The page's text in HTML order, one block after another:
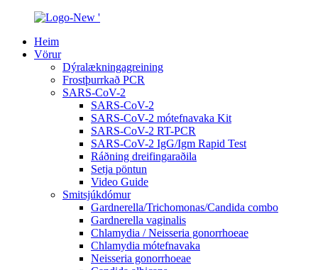
Heim
Vörur
Dýralækningagreining
Frostþurrkað PCR
SARS-CoV-2
SARS-CoV-2
SARS-CoV-2 mótefnavaka Kit
SARS-CoV-2 RT-PCR
SARS-CoV-2 IgG/Igm Rapid Test
Ráðning dreifingaraðila
Setja pöntun
Video Guide
Smitsjúkdómur
Gardnerella/Trichomonas/Candida combo
Gardnerella vaginalis
Chlamydia / Neisseria gonorrhoeae
Chlamydia mótefnavaka
Neisseria gonorrhoeae